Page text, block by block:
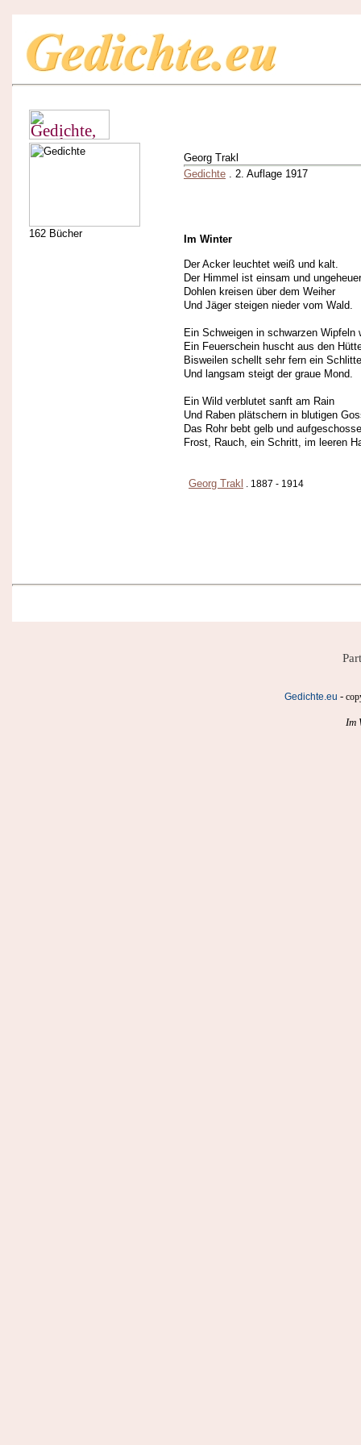
162 Bücher
Georg Trakl
Gedichte . 2. Auflage 1917
Im Winter
Der Acker leuchtet weiß und kalt.
Der Himmel ist einsam und
Dohlen kreisen über dem Weiher
Und Jäger steigen nieder vom Wald.
Ein Schweigen in schwarzen Wipfeln
Ein Feuerschein huscht aus den
Bisweilen schellt sehr fern ein
Und langsam steigt der graue Mond.
Ein Wild verblutet sanft am Rain
Und Raben plätschern in blutigen
Das Rohr bebt gelb und
Frost, Rauch, ein Schritt, im leeren
Georg Trakl . 1887 - 1914
Gedichte.eu -
Im